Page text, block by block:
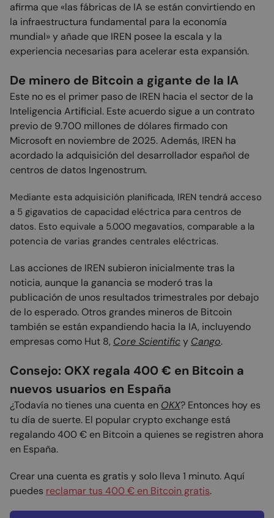
afirma que «las fábricas de IA se están convirtiendo en
la infraestructura fundamental para la economía
mundial» y añade que IREN posee la escala y la
experiencia necesarias para acelerar esta expansión.
De minero de Bitcoin a gigante de la IA
Este no es el primer paso de IREN hacia el sector de la
Inteligencia Artificial. Este acuerdo sigue a un contrato
previo de 9.700 millones de dólares firmado con
Microsoft en noviembre de 2025. Además, IREN ha
acordado la adquisición del desarrollador español de
centros de datos Ingenostrum.
Mediante esta adquisición planificada, IREN tendrá acceso
a 5 gigavatios de capacidad eléctrica para centros de
datos. Esto equivale a 5.000 megavatios, comparable a la
potencia de varias grandes centrales eléctricas.
Las acciones de IREN subieron inicialmente tras la
noticia, aunque la ganancia se moderó tras la
publicación de unos resultados trimestrales por debajo
de lo esperado. Otros grandes mineros de Bitcoin
también se están expandiendo hacia la IA, incluyendo
empresas como Hut 8, Core Scientificy Cango.
Consejo: OKX regala 400 € en Bitcoin a
nuevos usuarios en España
¿Todavía no tienes una cuenta en OKX? Entonces hoy es
tu día de suerte. El popular crypto exchange está
regalando 400 € en Bitcoin a quienes se registren ahora
en España.
Crear una cuenta es gratis y solo lleva 1 minuto. Aquí
puedes reclamar tus 400 € en Bitcoin gratis.